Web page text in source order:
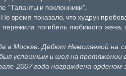
"Таланты и поклонники".
время показало, что худрук
пережила погибель любимого
в Москве. Дебют Немоляевой на
успешным и шел на протяжении
2007 года награждена орденом